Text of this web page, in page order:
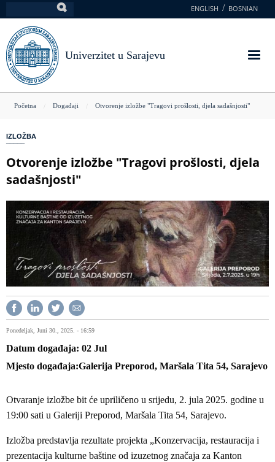
na
glavni
sadržaj
ENGLISH BOSNIAN
Univerzitet u Sarajevu
You
here
Početna Događaji Otvorenje izložbe "Tragovi prošlosti, djela sadašnjosti"
IZLOŽBA
Otvorenje izložbe "Tragovi prošlosti, djela
sadašnjosti"
Ponedeljak, Juni 30., 2025. - 16:59
Datum događaja 02 Jul
Mjesto događaja Galerija Preporod, Maršala Tita 54, Sarajevo
Otvaranje izložbe bit će upriličeno u srijedu, 2. jula 2025. godine u
19:00 sati u Galeriji Preporod, Maršala Tita 54, Sarajevo.
Izložba predstavlja rezultate projekta „Konzervacija, restauracija i
prezentacija kulturne baštine od izuzetnog značaja za Kanton